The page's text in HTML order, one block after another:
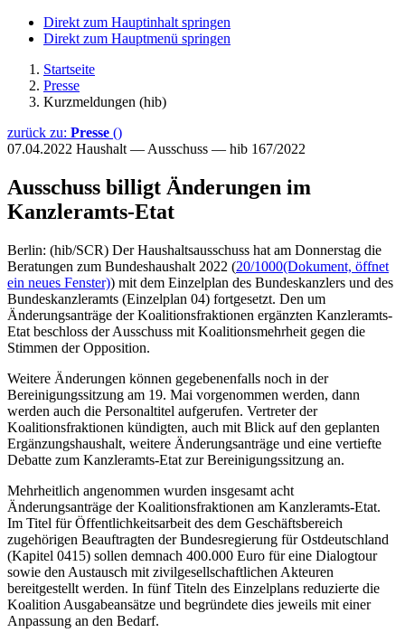
Direkt zum Hauptinhalt springen
Direkt zum Hauptmenü springen
Startseite
Presse
Kurzmeldungen (hib)
zurück zu: Presse ()
07.04.2022 Haushalt — Ausschuss — hib 167/2022
Ausschuss billigt Änderungen im
Kanzleramts-Etat
Berlin: (hib/SCR) Der Haushaltsausschuss hat am Donnerstag die
Beratungen zum Bundeshaushalt 2022 (20/1000(Dokument, öffnet
ein neues Fenster)) mit dem Einzelplan des Bundeskanzlers und des
Bundeskanzleramts (Einzelplan 04) fortgesetzt. Den um
Änderungsanträge der Koalitionsfraktionen ergänzten Kanzleramts-
Etat beschloss der Ausschuss mit Koalitionsmehrheit gegen die
Stimmen der Opposition.
Weitere Änderungen können gegebenenfalls noch in der
Bereinigungssitzung am 19. Mai vorgenommen werden, dann
werden auch die Personaltitel aufgerufen. Vertreter der
Koalitionsfraktionen kündigten, auch mit Blick auf den geplanten
Ergänzungshaushalt, weitere Änderungsanträge und eine vertiefte
Debatte zum Kanzleramts-Etat zur Bereinigungssitzung an.
Mehrheitlich angenommen wurden insgesamt acht
Änderungsanträge der Koalitionsfraktionen am Kanzleramts-Etat.
Im Titel für Öffentlichkeitsarbeit des dem Geschäftsbereich
zugehörigen Beauftragten der Bundesregierung für Ostdeutschland
(Kapitel 0415) sollen demnach 400.000 Euro für eine Dialogtour
sowie den Austausch mit zivilgesellschaftlichen Akteuren
bereitgestellt werden. In fünf Titeln des Einzelplans reduzierte die
Koalition Ausgabeansätze und begründete dies jeweils mit einer
Anpassung an den Bedarf.